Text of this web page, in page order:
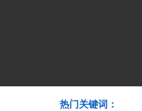
热门关键词：